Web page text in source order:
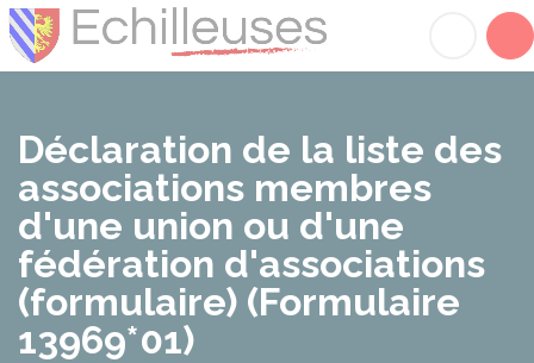
Déclaration de la liste des
associations membres
d'une union ou d'une
fédération d'associations
(formulaire) (Formulaire
13969*01)